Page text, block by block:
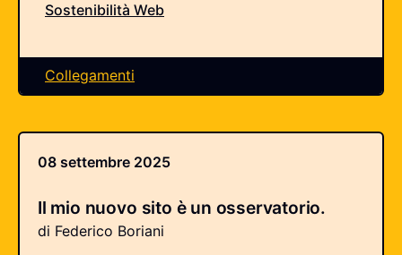
Sostenibilità Web
Collegamenti
08 settembre 2025
Il mio nuovo sito è un osservatorio.
di Federico Boriani